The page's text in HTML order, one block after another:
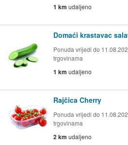
1 km udaljeno
Domaći krastavac
Ponuda vrijedi do
trgovinama
1 km udaljeno
Rajčica Cherry
Ponuda vrijedi do
trgovinama
2 km udaljeno